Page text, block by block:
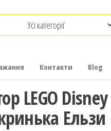
Контакти Blog
LEGO Disney
Ельзи